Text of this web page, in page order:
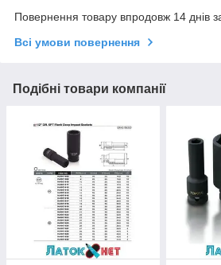
Повернення товару впродовж 14 днів
Всі умови повернення
Подібні товари компанії